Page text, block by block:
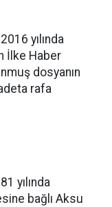
yılında
İlke Haber
dosyanın
rafa
yılında
bağlı Aksu